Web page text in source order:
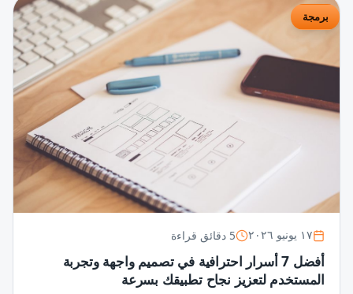
برمجة
١٧ يونيو ٢٠٢٦ 5 دقائق قراءة
أفضل 7 أسرار احترافية في تصميم واجهة وتجربة
المستخدم لتعزيز نجاح تطبيقك بسرعة